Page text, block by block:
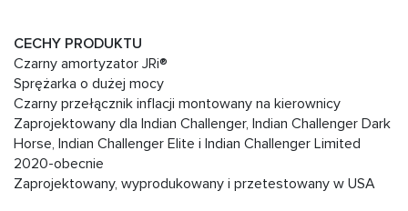
CECHY PRODUKTU
Czarny amortyzator JRi®
Sprężarka o dużej mocy
Czarny przełącznik inflacji montowany na kierownicy
Zaprojektowany dla Indian Challenger, Indian Challenger Dark
Horse, Indian Challenger Elite i Indian Challenger Limited
2020-obecnie
Zaprojektowany, wyprodukowany i przetestowany w USA